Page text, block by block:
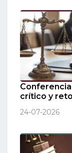
Conferencia
crítico y
24-07-2026